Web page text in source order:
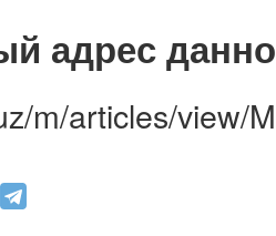
адрес
m/articles/view/